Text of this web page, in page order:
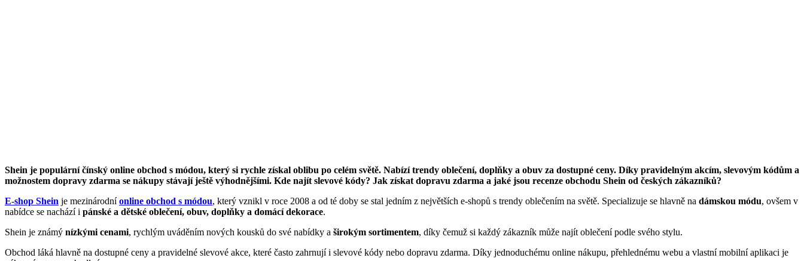
Shein je populární čínský online obchod s módou, který si rychle získal oblibu po celém světě. Nabízí trendy oblečení, doplňky a obuv za dostupné ceny. Díky pravidelným akcím, slevovým kódům a
možnostem dopravy zdarma se nákupy stávají ještě výhodnějšími. Kde najít slevové kódy? Jak získat dopravu zdarma a jaké jsou recenze obchodu Shein od českých zákazníků?
E-shop Shein je mezinárodníonline obchod s módou, který vznikl v roce 2008 a od té doby se stal jedním z největších e-shopů s trendy oblečením na světě. Specializuje se hlavně na dámskou módu, ovšem v
nabídce se nachází i pánské a dětské oblečení, obuv, doplňky a domácí dekorace.
Shein je známý nízkými cenami, rychlým uváděním nových kousků do své nabídky a širokým sortimentem, díky čemuž si každý zákazník může najít oblečení podle svého stylu.
Obchod láká hlavně na dostupné ceny a pravidelné slevové akce, které často zahrnují i slevové kódy nebo dopravu zdarma. Díky jednoduchému online nákupu, přehlednému webu a vlastní mobilní aplikaci je